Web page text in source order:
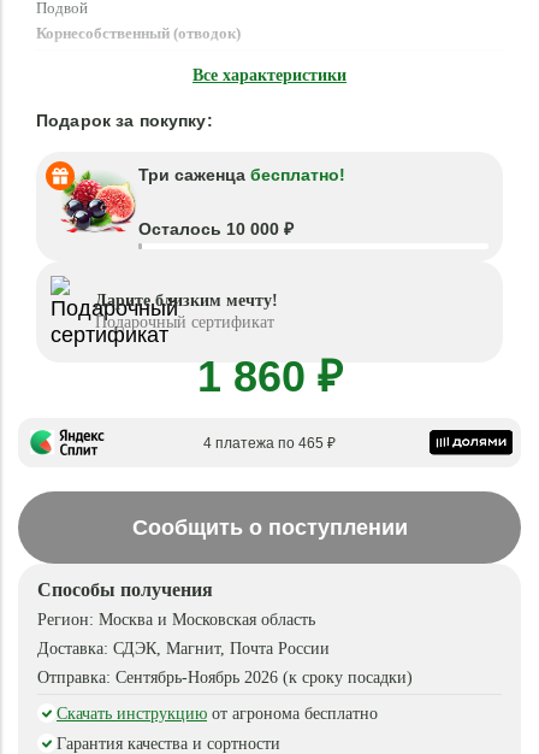
Подвой
Корнесобственный (отводок)
Все характеристики
Подарок за покупку:
Три саженца бесплатно!
Осталось 10 000 ₽
Дарите близким мечту!
Подарочный сертификат
1 860 ₽
4 платежа по 465 ₽
Сообщить о поступлении
Способы получения
Регион: Москва и Московская область
Доставка: СДЭК, Магнит, Почта России
Отправка: Сентябрь-Ноябрь 2026 (к сроку посадки)
Скачать инструкцию от агронома бесплатно
Гарантия качества и сортности